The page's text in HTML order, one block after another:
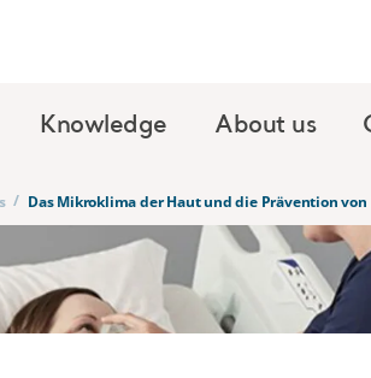
Knowledge About us
/ Das Mikroklima der Haut und die Prävention